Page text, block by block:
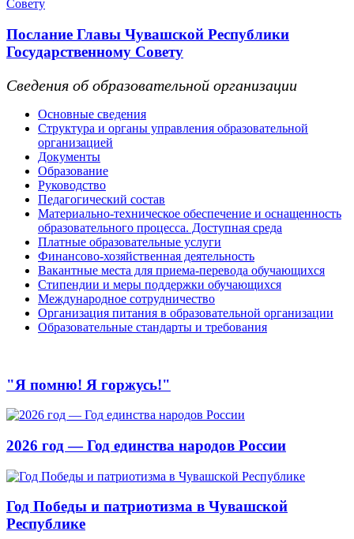
Послание Главы Чувашской Республики
Государственному Совету
Сведения об образовательной организации
Основные сведения
Структура и органы управления образовательной
организацией
Документы
Образование
Руководство
Педагогический состав
Материально-техническое обеспечение и оснащенность
образовательного процесса. Доступная среда
Платные образовательные услуги
Финансово-хозяйственная деятельность
Вакантные места для приема-перевода обучающихся
Стипендии и меры поддержки обучающихся
Международное сотрудничество
Организация питания в образовательной организации
Образовательные стандарты и требования
"Я помню! Я горжусь!"
2026 год — Год единства народов России
Год Победы и патриотизма в Чувашской
Республике